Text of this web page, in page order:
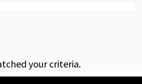
your criteria.